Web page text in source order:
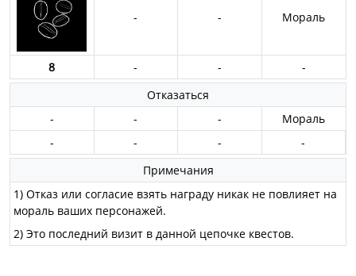
- - Мораль
8 - -
-
Отказаться
-
- -
Мораль
-
- -
-
Примечания
1) Отказ или согласие взять награду никак не повлияет на
мораль ваших персонажей.
2) Это последний визит в данной цепочке квестов.